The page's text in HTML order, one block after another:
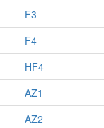
F3
F4
HF4
AZ1
AZ2